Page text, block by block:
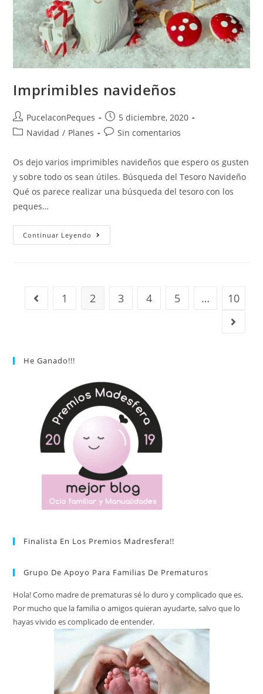
Imprimibles navideños
PucelaconPeques
5 diciembre, 2020
Navidad / Planes Sin comentarios
Os dejo varios imprimibles navideños que espero os gusten
y sobre todo os sean útiles. Búsqueda del Tesoro Navideño
Qué os parece realizar una búsqueda del tesoro con los
peques…
Continuar Leyendo
1 2 3 4 5 … 10
He Ganado!!!
Finalista En Los Premios Madresfera!!
Grupo De Apoyo Para Familias De Prematuros
Hola! Como madre de prematuras sé lo duro y complicado que es.
Por mucho que la familia o amigos quieran ayudarte, salvo que lo
hayas vivido es complicado de entender.